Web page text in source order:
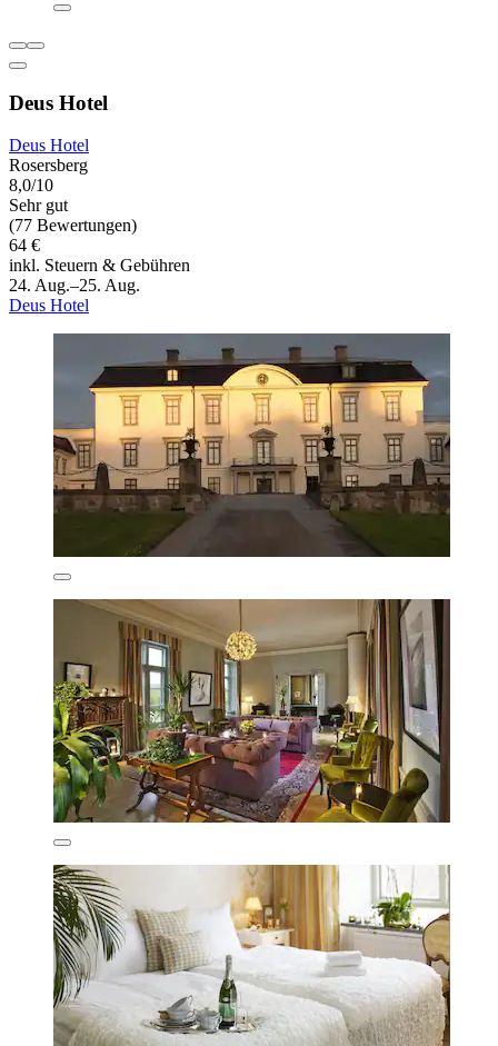
Deus Hotel
Deus Hotel
Rosersberg
8,0/10
Sehr gut
(77 Bewertungen)
64 €
inkl. Steuern & Gebühren
24. Aug.–25. Aug.
Deus Hotel